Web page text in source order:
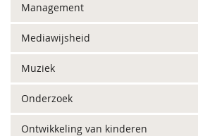
Management
Mediawijsheid
Muziek
Onderzoek
Ontwikkeling van kinderen